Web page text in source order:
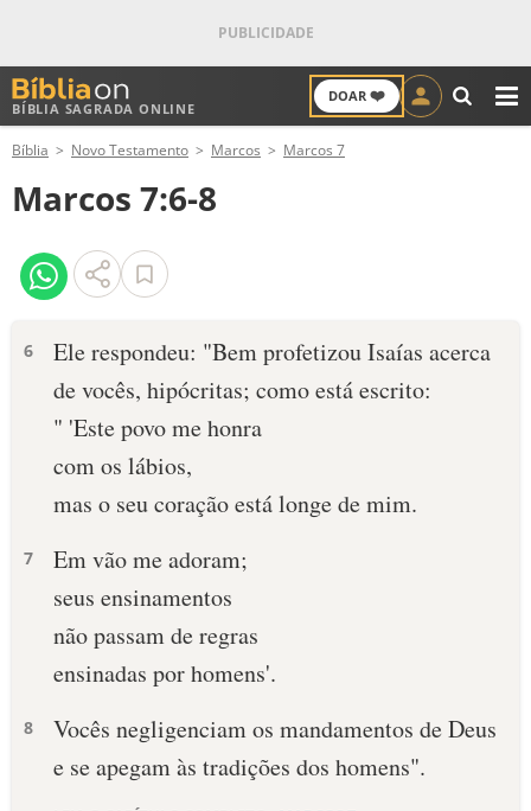
BÍBLIA SAGRADA ONLINE
DOAR ❤️
ANTIGO TESTAMENTO
NOVO TESTAMENTO
VERSÍCULOS
PALAVRA DO DIA
SALMO DO DIA
DEVOCIONAL DIÁRIO
10 MANDAMENTOS
ESTUDOS BÍBLICOS
Bíblia Novo Testamento Marcos Marcos 7
Marcos 7:6-8
6
Ele respondeu: "Bem profetizou Isaías acerca
de vocês, hipócritas; como está escrito:
" 'Este povo me honra
com os lábios,
mas o seu coração está longe de mim.
7
Em vão me adoram;
seus ensinamentos
não passam de regras
ensinadas por homens'.
8
Vocês negligenciam os mandamentos de Deus
e se apegam às tradições dos homens".